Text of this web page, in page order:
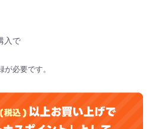
入で
必要です。